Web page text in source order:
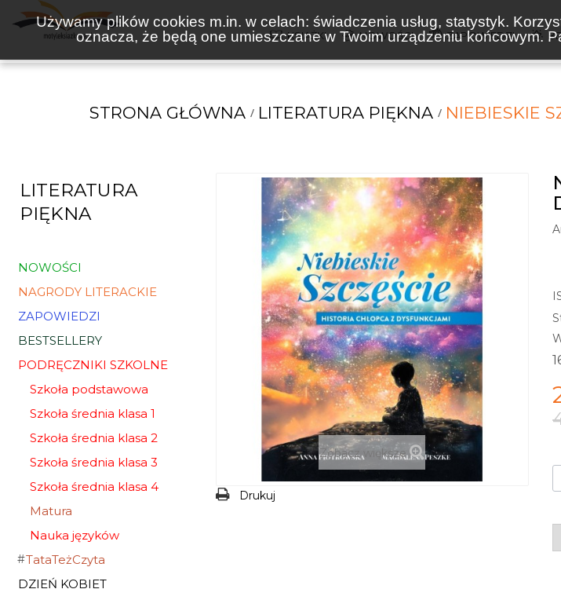
Używamy plików cookies m.in. w celach: świadczenia usług, statystyk.
oznacza, że będą one umieszczane w Twoim urządzeniu końcowym.
KSIĄŻKI NOWOŚCI ZAPOWIEDZI
STRONA GŁÓWNA LITERATURA PIĘKNA NIEBIESKIE
LITERATURA
PIĘKNA
NOWOŚCI
NAGRODY LITERACKIE
ZAPOWIEDZI
BESTSELLERY
PODRĘCZNIKI SZKOLNE
Szkoła podstawowa
Szkoła średnia klasa 1
Szkoła średnia klasa 2
Szkoła średnia klasa 3
Szkoła średnia klasa 4
Matura
Nauka języków
TataTeżCzyta
DZIEŃ KOBIET
Zobacz większe
Drukuj